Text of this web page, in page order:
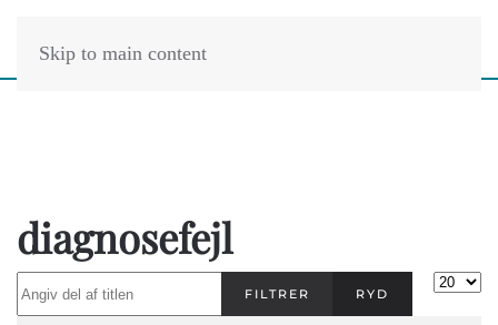
Skip to main content
diagnosefejl
FILTRER RYD
Vis #